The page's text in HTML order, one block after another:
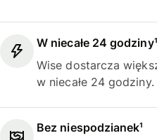
W niecałe 24 godziny¹
Wise dostarcza
w niecałe 24 godziny.
Bez niespodzianek¹